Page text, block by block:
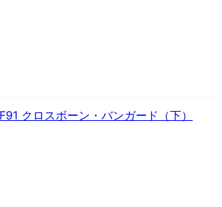
クロスボーン・バンガード（下）